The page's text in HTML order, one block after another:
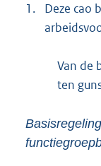
1.
Deze cao
Van de
ten